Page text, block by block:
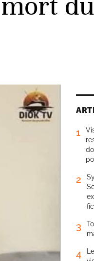
1
2
3
4